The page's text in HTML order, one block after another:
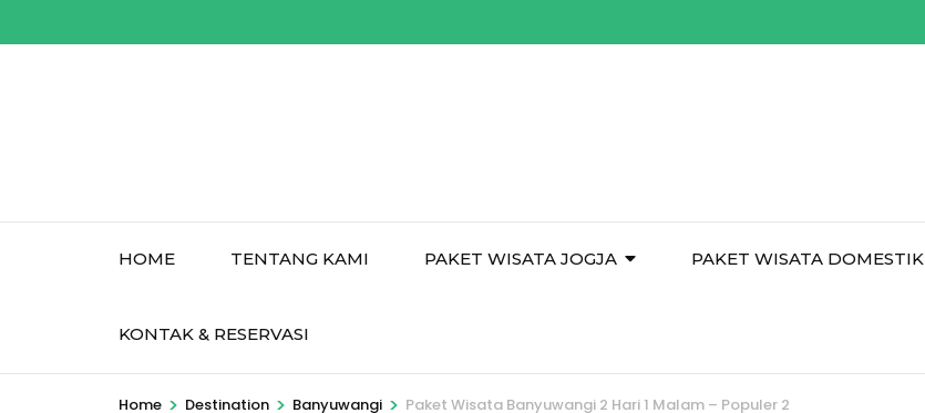
to
HOME TENTANG KAMI PAKET WISATA JOGJA PAKET WISATA DOMESTIK
KONTAK & RESERVASI
Home > Destination > Banyuwangi > Paket Wisata Banyuwangi 2 Hari 1 Malam – Populer 2